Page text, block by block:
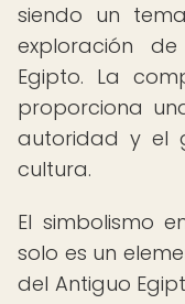
siendo un
exploración
Egipto. La
proporciona
autoridad y el
cultura.
El simbolismo
solo es un
del Antiguo